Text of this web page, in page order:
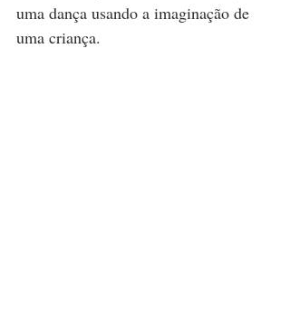
uma dança usando a imaginação de
uma criança.